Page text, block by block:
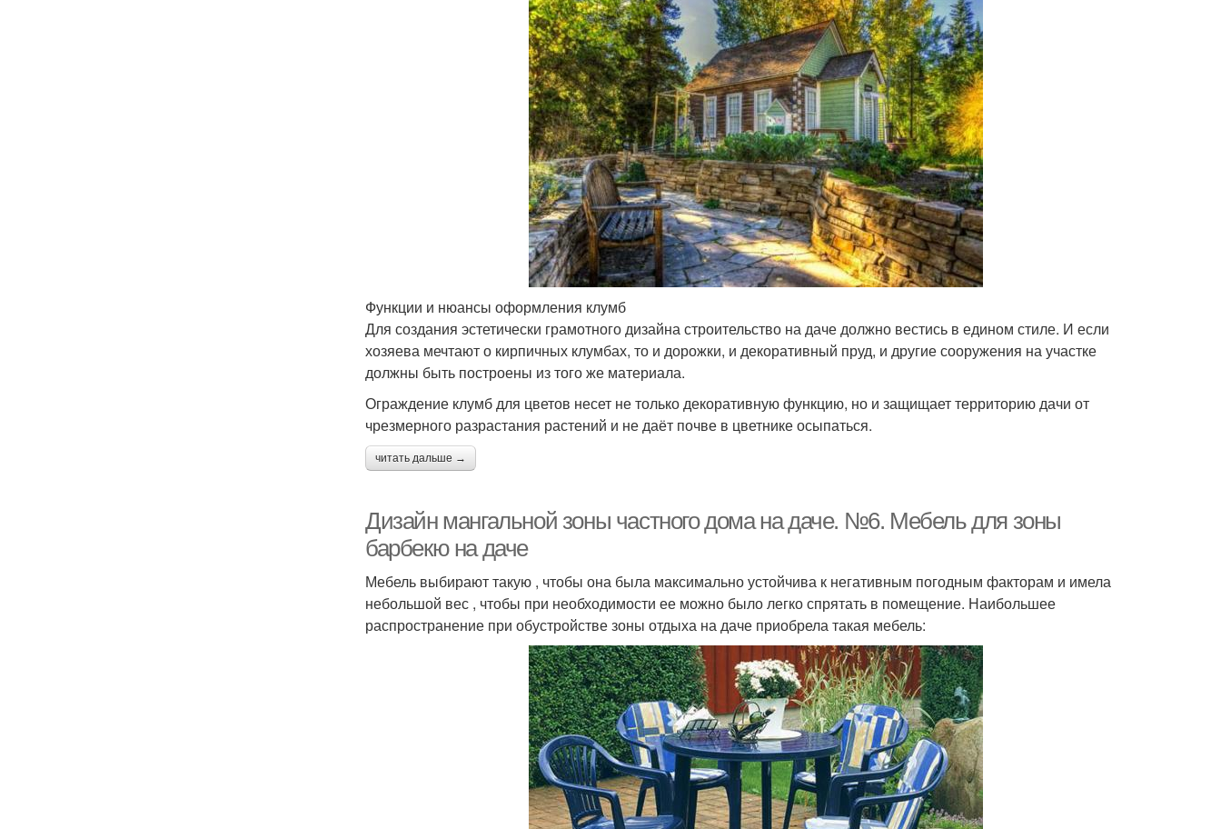
Функции и нюансы оформления клумб
Для создания эстетически грамотного дизайна строительство на даче должно вестись в едином стиле. И если
хозяева мечтают о кирпичных клумбах, то и дорожки, и декоративный пруд, и другие сооружения на участке
должны быть построены из того же материала.
Ограждение клумб для цветов несет не только декоративную функцию, но и защищает территорию дачи от
чрезмерного разрастания растений и не даёт почве в цветнике осыпаться.
читать дальше →
Дизайн мангальной зоны частного дома на даче. №6. Мебель для зоны
барбекю на даче
Мебель выбирают такую , чтобы она была максимально устойчива к негативным погодным факторам и имела
небольшой вес , чтобы при необходимости ее можно было легко спрятать в помещение. Наибольшее
распространение при обустройстве зоны отдыха на даче приобрела такая мебель: